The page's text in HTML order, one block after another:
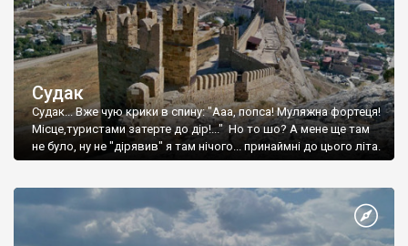
Судак
Судак... Вже чую крики в спину: "Ааа, попса! Муляжна фортеця!
Місце,туристами затерте до дір!..." Но то шо? А мене ще там
не було, ну не "дірявив" я там нічого... принаймні до цього літа.